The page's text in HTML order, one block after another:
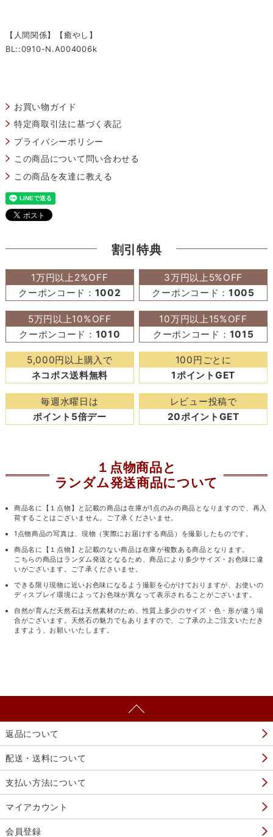
【人間関係】【癒やし】
BL::0910-N.A004006k
お買い物ガイド
特定商取引法に基づく表記
プライバシーポリシー
この商品について問い合わせる
この商品を友達に教える
割引特典
1万円以上2%OFF
クーポンコード： 1002
3万円以上5%OFF
クーポンコード：1005
5万円以上10%OFF
クーポンコード： 1010
10万円以上15%OFF
クーポンコード： 1015
5,000円以上購入で
ネコポス送料無料
100円ごとに
1ポイントGET
毎週水曜日は
ポイント5倍デー
レビュー投稿で
20ポイントGET
１点物商品と
ランダム発送商品について
商品名に【１点物】と記載の商品は在庫が1点のみの商品となりますので、再入
荷することはございません。ご了承くださいませ。
1点物商品の写真は、現物（実際にお届けする商品）を撮影したものです。
商品名に【１点物】と記載のない商品は在庫が複数ある商品となります。
こちらの商品はランダム発送となるため、商品により多少サイズ・お色味に違
いがございます。ご了承くださいませ。
できる限り現物に近いお色味になるよう撮影を心がけておりますが、お使いの
ディスプレイ環境によってお色味が異なって表示されることがございます。
自然が育んだ天然石は天然素材のため、性質上多少のサイズ・色・形が違う場
合がございます。天然石の魅力でもありますので、ご了承の上ご注文いただき
ますよう、お願いいたします。
返品について
配送・送料について
支払い方法について
マイアカウント
会員登録